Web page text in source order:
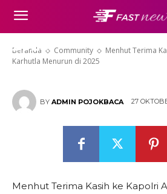
Beranda Community
Menhut Terima
Karhutla Menurun di 2025
Menhut Terima
Angka Karhutla
2025
BY ADMIN POJOKBACA 27
Menhut Terima Kasih ke Kapolri